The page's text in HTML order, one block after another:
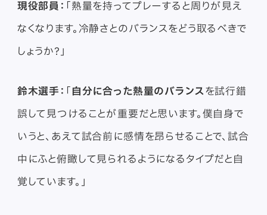
現役部員： 「熱量を持ってプレーすると周りが見え
なくなります。冷静さとのバランスをどう取るべきで
しょうか？」
鈴木選手： 自分に合った熱量のバランス を試行錯
誤して見つけることが重要だと思います。僕自身で
いうと、あえて試合前に感情を昂らせることで、試合
中にふと俯瞰して見られるようになるタイプだと自
覚しています。」